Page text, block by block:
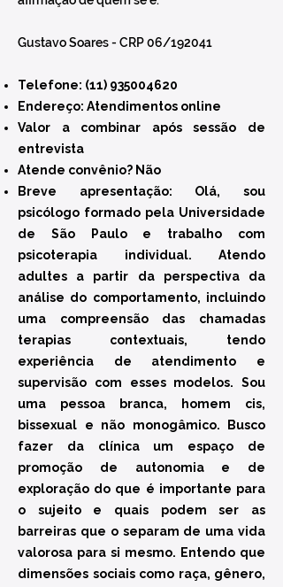
Gustavo Soares - CRP 06/192041
Telefone: (11) 935004620
Endereço: Atendimentos online
Valor a combinar após sessão de
entrevista
Atende convênio? Não
Breve apresentação: Olá, sou
psicólogo formado pela Universidade
de São Paulo e trabalho com
psicoterapia individual. Atendo
adultes a partir da perspectiva da
análise do comportamento, incluindo
uma compreensão das chamadas
terapias contextuais, tendo
experiência de atendimento e
supervisão com esses modelos. Sou
uma pessoa branca, homem cis,
bissexual e não monogâmico. Busco
fazer da clínica um espaço de
promoção de autonomia e de
exploração do que é importante para
o sujeito e quais podem ser as
barreiras que o separam de uma vida
valorosa para si mesmo. Entendo que
dimensões sociais como raça, gênero,